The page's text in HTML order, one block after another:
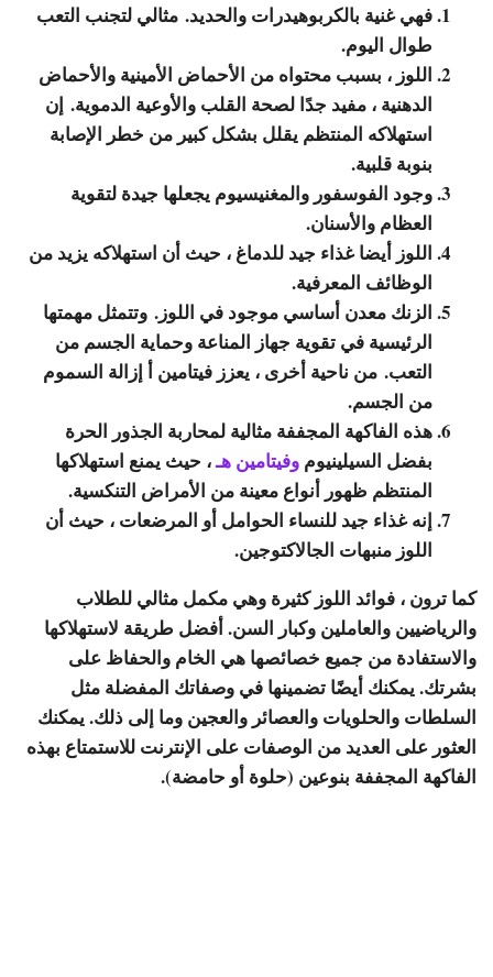
فهي غنية بالكربوهيدرات والحديد. مثالي لتجنب التعب
طوال اليوم.
اللوز ، بسبب محتواه من الأحماض الأمينية والأحماض
الدهنية ، مفيد جدًا لصحة القلب والأوعية الدموية. إن
استهلاكه المنتظم يقلل بشكل كبير من خطر الإصابة
بنوبة قلبية.
وجود الفوسفور والمغنيسيوم يجعلها جيدة لتقوية
العظام والأسنان.
اللوز أيضا غذاء جيد للدماغ ، حيث أن استهلاكه يزيد من
الوظائف المعرفية.
الزنك معدن أساسي موجود في اللوز. وتتمثل مهمتها
الرئيسية في تقوية جهاز المناعة وحماية الجسم من
التعب. من ناحية أخرى ، يعزز فيتامين أ إزالة السموم
من الجسم.
هذه الفاكهة المجففة مثالية لمحاربة الجذور الحرة
بفضل السيلينيوم وفيتامين هـ، حيث يمنع استهلاكها
المنتظم ظهور أنواع معينة من الأمراض التنكسية.
إنه غذاء جيد للنساء الحوامل أو المرضعات ، حيث أن
اللوز منبهات الجالاكتوجين.
كما ترون ، فوائد اللوز كثيرة وهي مكمل مثالي للطلاب
والرياضيين والعاملين وكبار السن. أفضل طريقة لاستهلاكها
والاستفادة من جميع خصائصها هي الخام والحفاظ على
بشرتك. يمكنك أيضًا تضمينها في وصفاتك المفضلة مثل
السلطات والحلويات والعصائر والعجين وما إلى ذلك. يمكنك
العثور على العديد من الوصفات على الإنترنت للاستمتاع بهذه
الفاكهة المجففة بنوعين (حلوة أو حامضة).